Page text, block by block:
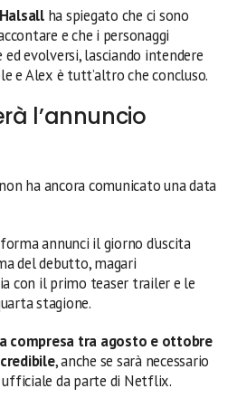
ha spiegato che ci sono
e che i personaggi
evolversi, lasciando intendere
e Alex è tutt’altro che concluso.
l’annuncio
ha ancora comunicato una data
annunci il giorno d’uscita
del debutto, magari
con il primo teaser trailer e le
stagione.
compresa tra agosto e ottobre
, anche se sarà necessario
da parte di Netflix.